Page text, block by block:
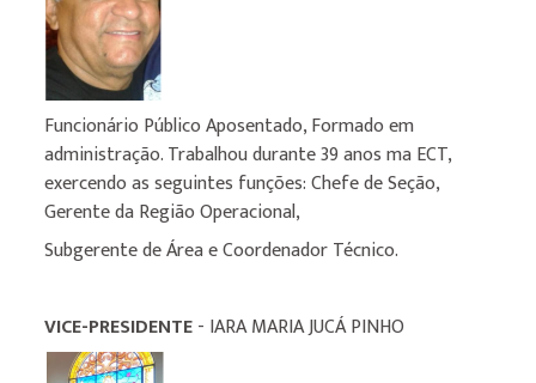
Funcionário Público Aposentado, Formado em
administração. Trabalhou durante 39 anos ma ECT,
exercendo as seguintes funções: Chefe de Seção,
Gerente da Região Operacional,
Subgerente de Área e Coordenador Técnico.
VICE-PRESIDENTE- IARA MARIA JUCÁ PINHO